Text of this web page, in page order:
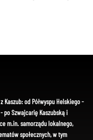
od Półwyspu Helskiego -
po Szwajcarię Kaszubską i
m.in. samorządu lokalnego,
społecznych, w tym